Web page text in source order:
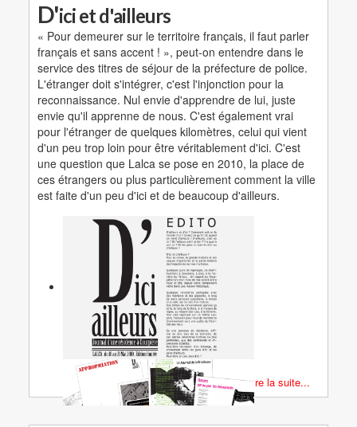
D'ici et d'ailleurs
« Pour demeurer sur le territoire français, il faut parler
français et sans accent ! », peut-on entendre dans le
service des titres de séjour de la préfecture de police.
L'étranger doit s'intégrer, c'est l'injonction pour la
reconnaissance. Nul envie d'apprendre de lui, juste
envie qu'il apprenne de nous. C'est également vrai
pour l'étranger de quelques kilomètres, celui qui vient
d'un peu trop loin pour être véritablement d'ici. C'est
une question que Lalca se pose en 2010, la place de
ces étrangers ou plus particulièrement comment la ville
est faite d'un peu d'ici et de beaucoup d'ailleurs.
Lire la suite...